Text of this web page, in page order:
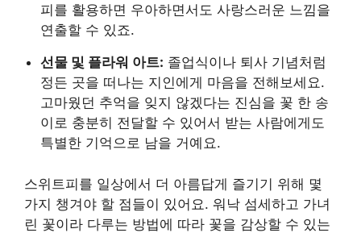
피를 활용하면 우아하면서도 사랑스러운 느낌을
연출할 수 있죠.
선물 및 플라워 아트: 졸업식이나 퇴사 기념처럼
정든 곳을 떠나는 지인에게 마음을 전해보세요.
고마웠던 추억을 잊지 않겠다는 진심을 꽃 한 송
이로 충분히 전달할 수 있어서 받는 사람에게도
특별한 기억으로 남을 거예요.
스위트피를 일상에서 더 아름답게 즐기기 위해 몇
가지 챙겨야 할 점들이 있어요. 워낙 섬세하고 가녀
린 꽃이라 다루는 방법에 따라 꽃을 감상할 수 있는